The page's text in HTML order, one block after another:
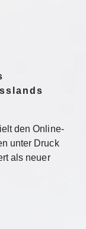
den Online-
unter Druck
als neuer